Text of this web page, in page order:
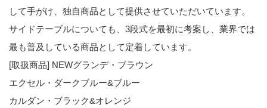
して手がけ、独自商品として提供させていただいています。
サイドテーブルについても、3段式を最初に考案し、業界では
最も普及している商品として定着しています。
[取扱商品] NEWグランデ・ブラウン
エクセル・ダークブルー&ブルー
カルダン・ブラック&オレンジ